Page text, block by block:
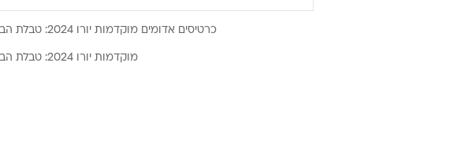
כרטיסים אדומים מוקדמות יורו 2024: טבלת הבתים והדירוגים - וואלה ספורט כדורגל
מוקדמות יורו 2024: טבלת הבתים והדירוגים - וואלה ספורט כדורגל